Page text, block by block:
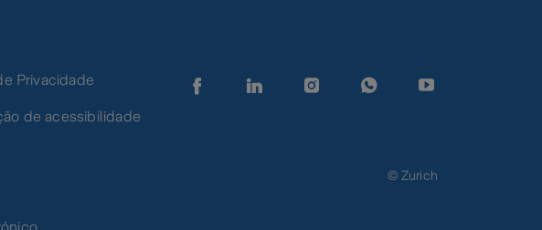
Privacidade
de acessibilidade
© Zurich